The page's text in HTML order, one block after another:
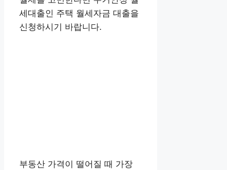
세대출인 주택 월세자금 대출을
신청하시기 바랍니다.
부동산 가격이 떨어질 때 가장